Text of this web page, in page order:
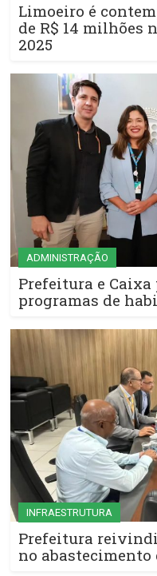
Limoeiro é
de R$ 14 milhões
2025
ADMINISTRAÇÃO
Prefeitura e
programas de
INFRAESTRUTURA
Prefeitura
no abastecimento